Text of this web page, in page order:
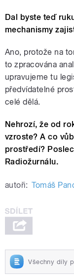
Dal byste teď
mechanismy
Ano, protože na
to zpracována
upravujeme tu
předvídatelné
celé dělá.
Nehrozí, že od
vzroste? A co
prostředí?
Radiožurnálu.
autoři: Tomáš
Všechny díly